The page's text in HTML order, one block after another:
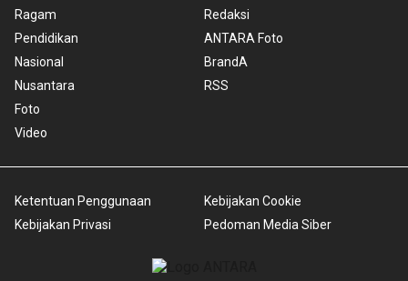
Ragam
Pendidikan
Nasional
Nusantara
Foto
Video
Redaksi
ANTARA Foto
BrandA
RSS
Ketentuan Penggunaan
Kebijakan Privasi
Kebijakan Cookie
Pedoman Media Siber